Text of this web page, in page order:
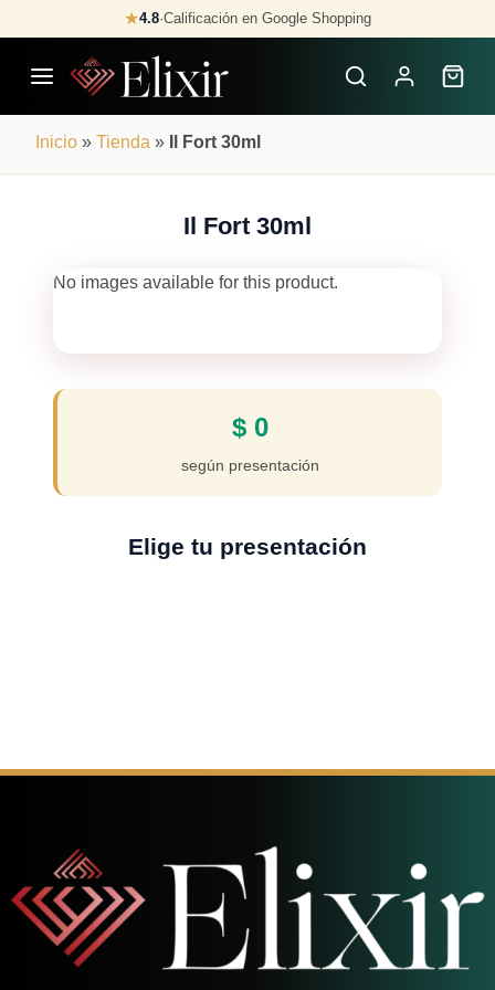
to
content
★4.8·Calificación en Google Shopping
Inicio » Tienda » Il Fort 30ml
Il Fort 30ml
No images available for this product.
$0
según presentación
Elige tu presentación